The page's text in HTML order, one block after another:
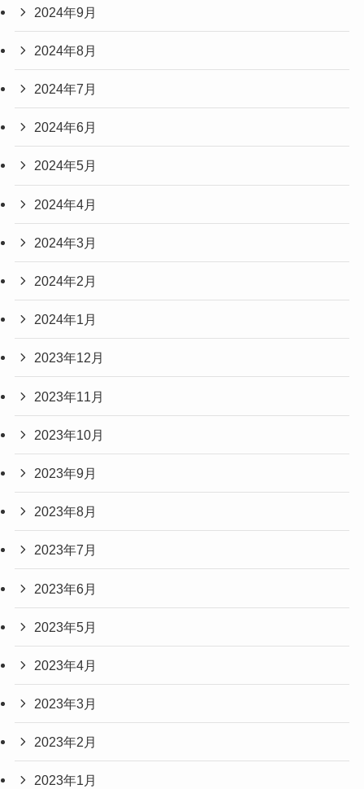
2024年9月
2024年8月
2024年7月
2024年6月
2024年5月
2024年4月
2024年3月
2024年2月
2024年1月
2023年12月
2023年11月
2023年10月
2023年9月
2023年8月
2023年7月
2023年6月
2023年5月
2023年4月
2023年3月
2023年2月
2023年1月